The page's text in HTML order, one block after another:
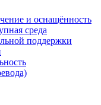
и оснащённость
среда
поддержки